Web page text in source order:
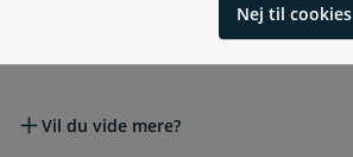
Nej til cookies
Hvem skal jeg kontakte?
Vil du vide mere?